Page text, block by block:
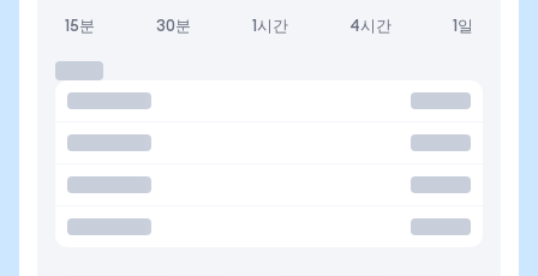
15분 30분 1시간 4시간 1일